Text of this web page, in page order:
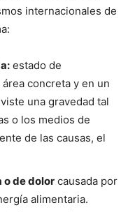
internacionales de
estado de
concreta y en un
una gravedad tal
o los medios de
de las causas, el
o de dolor causada por
alimentaria.